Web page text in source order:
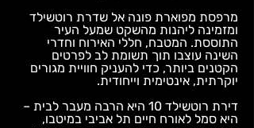
מרפסת מפוארת פונה אל שדרת רוטשילד
ומזמינה ליהנות מהשקט שמעל העיר
התוססת. המטבח, חללי האירוח וחדרי
השינה עוצבו תוך תשומת לב לפרטים
הקטנים ביותר, כדי להעניק חוויית מגורים
יוקרתית, אינטימית וייחודית.
דירת רוטשילד 10 היא הרבה מעבר לבית –
היא סמל לאורח חיים תל אביבי במיטבו,